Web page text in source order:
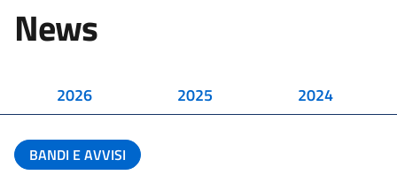
News
2026 2025 2024
BANDI E AVVISI